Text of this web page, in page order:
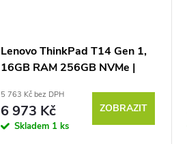
Lenovo ThinkPad T14 Gen 1,
16GB RAM 256GB NVMe |
5 763 Kč bez DPH
6 973 Kč
Skladem 1 ks
ZOBRAZIT